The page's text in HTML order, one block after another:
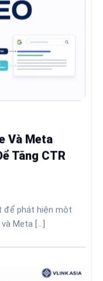
Và Meta
Tăng CTR
để phát hiện một
Meta [...]